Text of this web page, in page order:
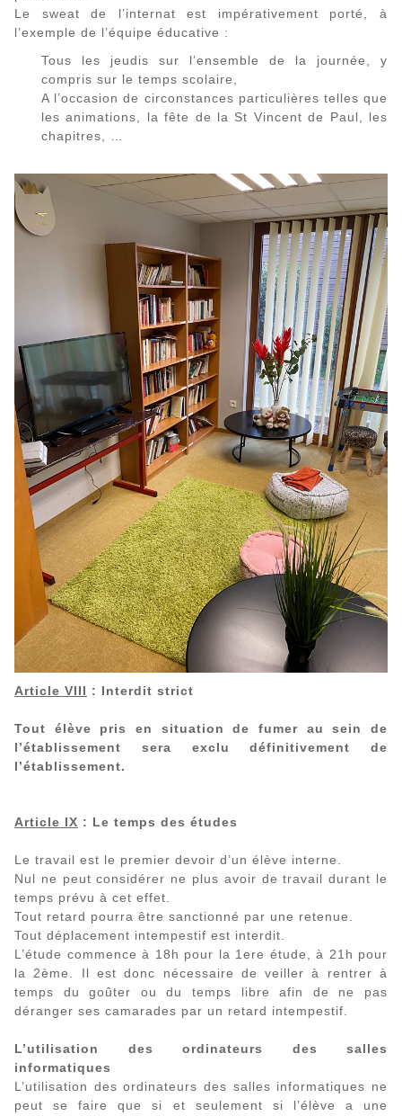
Le sweat de l’internat est impérativement porté, à
l’exemple de l’équipe éducative :
Tous les jeudis sur l’ensemble de la journée, y
compris sur le temps scolaire,
A l’occasion de circonstances particulières telles que
les animations, la fête de la St Vincent de Paul, les
chapitres, …
Article VIII : Interdit strict
Tout élève pris en situation de fumer au sein de
l’établissement sera exclu définitivement de
l’établissement.
Article IX : Le temps des études
Le travail est le premier devoir d’un élève interne.
Nul ne peut considérer ne plus avoir de travail durant le
temps prévu à cet effet.
Tout retard pourra être sanctionné par une retenue.
Tout déplacement intempestif est interdit.
L’étude commence à 18h pour la 1ere étude, à 21h pour
la 2ème. Il est donc nécessaire de veiller à rentrer à
temps du goûter ou du temps libre afin de ne pas
déranger ses camarades par un retard intempestif.
L’utilisation des ordinateurs des salles
informatiques
L’utilisation des ordinateurs des salles informatiques ne
peut se faire que si et seulement si l’élève a une